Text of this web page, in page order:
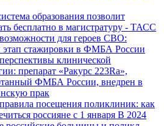
образования позволит
бесплатно в магистратуру - ТАСС
для героев СВО:
этап стажировки в ФМБА России
клинической
препарат «Ракурс 223Ra»,
ФМБА России, внедрен в
прак
посещения поликлиник: как
россияне с 1 января В 2024